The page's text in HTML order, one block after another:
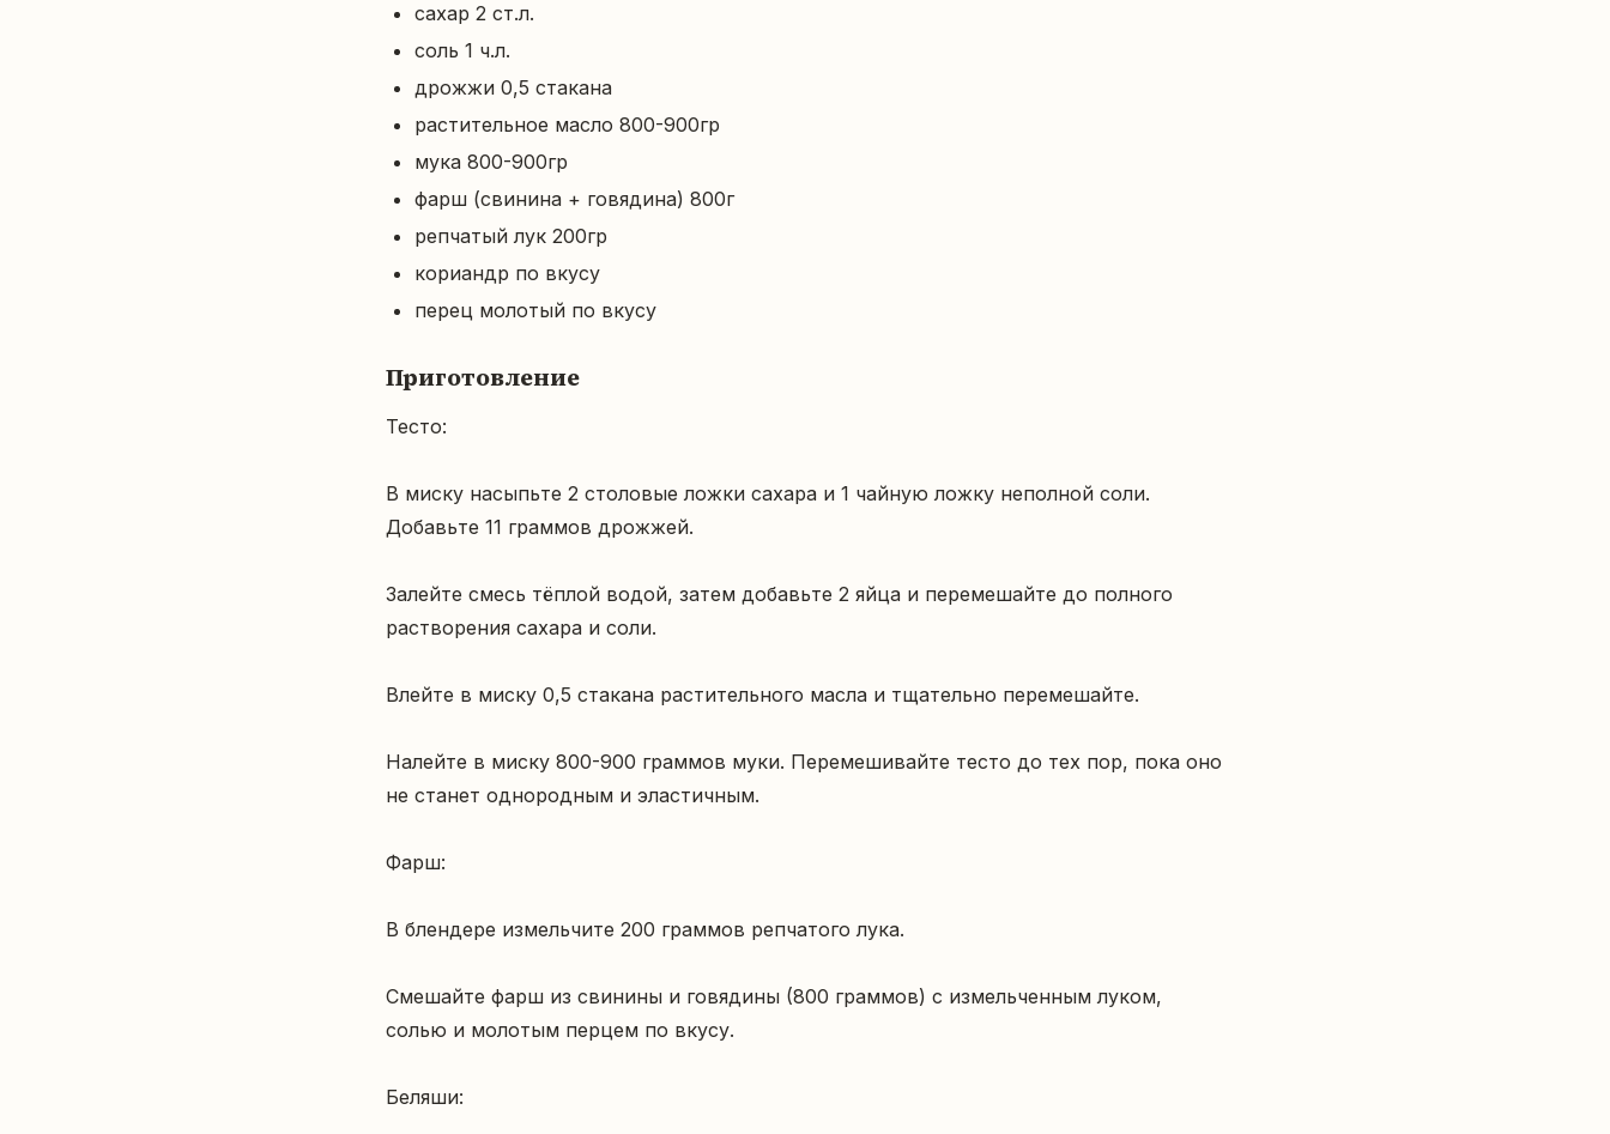
сахар 2 ст.л.
соль 1 ч.л.
дрожжи 0,5 стакана
растительное масло 800-900гр
мука 800-900гр
фарш (свинина + говядина) 800г
репчатый лук 200гр
кориандр по вкусу
перец молотый по вкусу
Приготовление
Тесто:
В миску насыпьте 2 столовые ложки сахара и 1 чайную ложку неполной соли.
Добавьте 11 граммов дрожжей.
Залейте смесь тёплой водой, затем добавьте 2 яйца и перемешайте до полного
растворения сахара и соли.
Влейте в миску 0,5 стакана растительного масла и тщательно перемешайте.
Налейте в миску 800-900 граммов муки. Перемешивайте тесто до тех пор, пока оно
не станет однородным и эластичным.
Фарш:
В блендере измельчите 200 граммов репчатого лука.
Смешайте фарш из свинины и говядины (800 граммов) с измельченным луком,
солью и молотым перцем по вкусу.
Беляши: